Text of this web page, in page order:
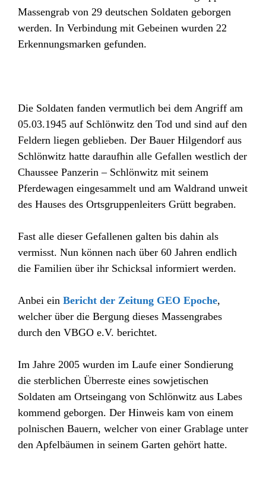
Massengrab von 29 deutschen Soldaten geborgen
werden. In Verbindung mit Gebeinen wurden 22
Erkennungsmarken gefunden.
Die Soldaten fanden vermutlich bei dem Angriff am
05.03.1945 auf Schlönwitz den Tod und sind auf den
Feldern liegen geblieben. Der Bauer Hilgendorf aus
Schlönwitz hatte daraufhin alle Gefallen westlich der
Chaussee Panzerin – Schlönwitz mit seinem
Pferdewagen eingesammelt und am Waldrand unweit
des Hauses des Ortsgruppenleiters Grütt begraben.
Fast alle dieser Gefallenen galten bis dahin als
vermisst. Nun können nach über 60 Jahren endlich
die Familien über ihr Schicksal informiert werden.
Anbei ein Bericht der Zeitung GEO Epoche,
welcher über die Bergung dieses Massengrabes
durch den VBGO e.V. berichtet.
Im Jahre 2005 wurden im Laufe einer Sondierung
die sterblichen Überreste eines sowjetischen
Soldaten am Ortseingang von Schlönwitz aus Labes
kommend geborgen. Der Hinweis kam von einem
polnischen Bauern, welcher von einer Grablage unter
den Apfelbäumen in seinem Garten gehört hatte.